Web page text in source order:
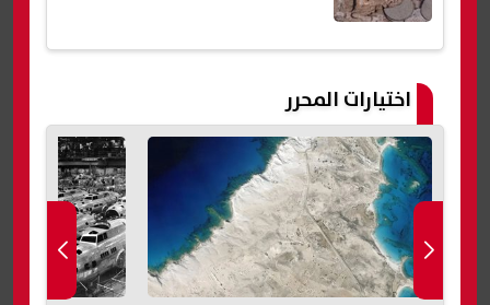
اختيارات المحرر